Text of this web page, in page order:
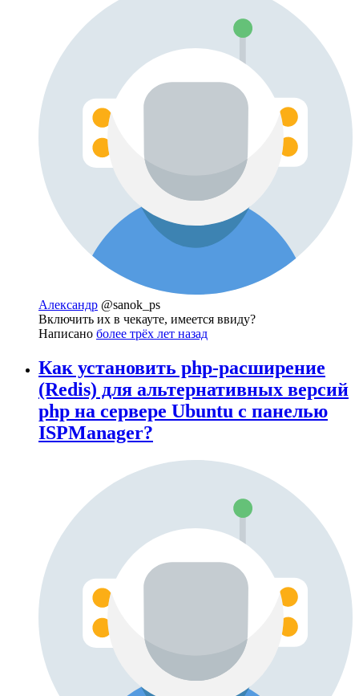
Александр @sanok_ps
Включить их в чекауте, имеется ввиду?
Написано более трёх лет назад
Как установить php-расширение
(Redis) для альтернативных версий
php на сервере Ubuntu с панелью
ISPManager?